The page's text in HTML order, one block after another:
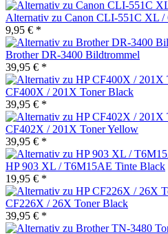
Alternativ zu Canon CLI-551C XL /
9,95 € *
Brother DR-3400 Bildtrommel
39,95 € *
CF400X / 201X Toner Black
39,95 € *
CF402X / 201X Toner Yellow
39,95 € *
HP 903 XL / T6M15AE Tinte Black
19,95 € *
CF226X / 26X Toner Black
39,95 € *